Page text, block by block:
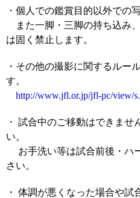
・個人での鑑賞目的以外での
また一脚・三脚の持ち込み
は固く禁止します。
・その他の撮影に関するルー
す。
http://www.jfl.or.jp/jfl-pc/view/
・ 試合中のご移動はできませ
い。
お手洗い等は試合前後・ハ
さい。
・ 体調が悪くなった場合や